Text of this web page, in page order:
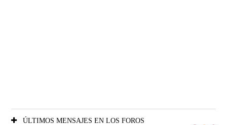
ÚLTIMOS MENSAJES EN LOS FOROS